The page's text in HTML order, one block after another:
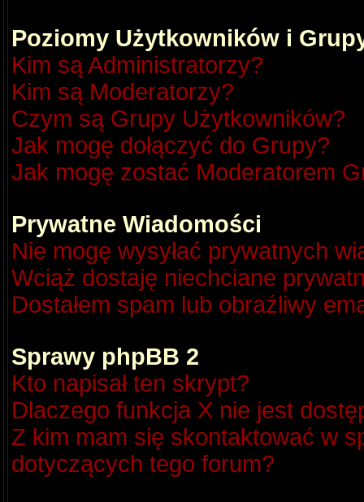
Poziomy Użytkowników i
Kim są Administratorzy?
Kim są Moderatorzy?
Czym są Grupy Użytkowników?
Jak mogę dołączyć do Grupy?
Jak mogę zostać Moderatorem
Prywatne Wiadomości
Nie mogę wysyłać prywatnych
Wciąż dostaję niechciane
Dostałem spam lub obraźliwy
Sprawy phpBB 2
Kto napisał ten skrypt?
Dlaczego funkcja X nie jest
Z kim mam się skontaktować w
dotyczących tego forum?